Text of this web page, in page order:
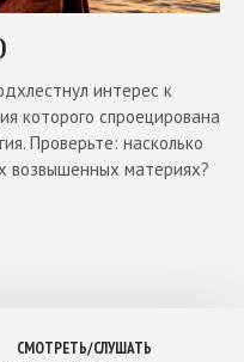
интерес к
которого спроецирована
Проверьте: насколько
возвышенных материях?
СМОТРЕТЬ/СЛУШАТЬ